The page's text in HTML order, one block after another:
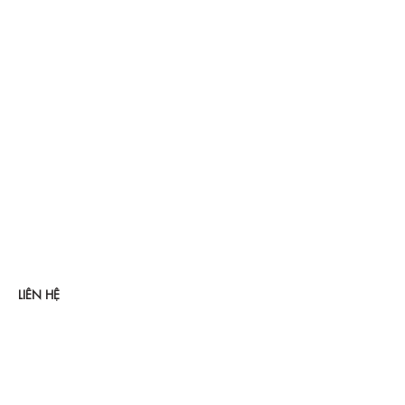
LIÊN HỆ